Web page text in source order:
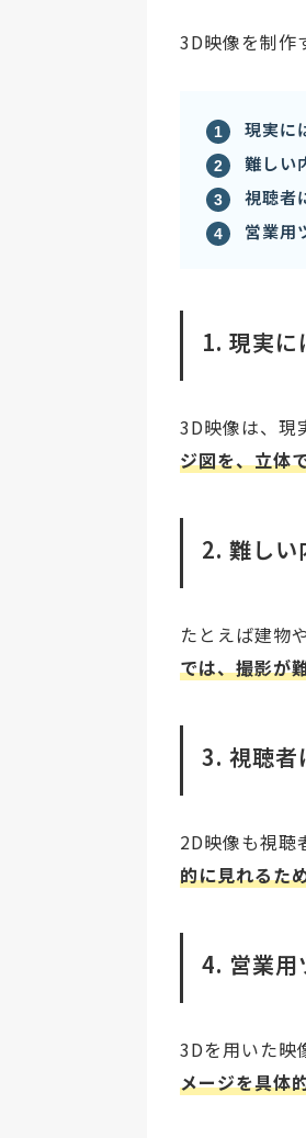
3D映像を制作
現実に
難しい
視聴者
営業用
1. 現実に
3D映像は、現
ジ図を、立体
2. 難しい
たとえば建物
では、撮影が
3. 視聴者
2D映像も視聴
的に見れるた
4. 営業用
3Dを用いた映
メージを具体